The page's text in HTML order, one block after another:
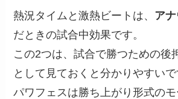
熱況タイムと激熱ビートは、 ア
だときの試合中効果です。
この2つは、試合で勝つための後
として見ておくと分かりやすいで
パワフェスは勝ち上がり形式の